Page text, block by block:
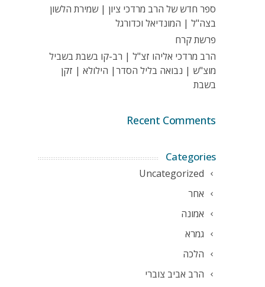
ספר חדש של הרב מרדכי ציון | שמירת הלשון
בצה"ל | המונדיאל וכדורגל
פרשת קרח
הרב מרדכי אליהו זצ"ל | רב-קו בשבת בשביל
מוצ"ש | נבואה בליל הסדר| הילולא | זקן
בשבת
Recent Comments
Categories
Uncategorized
אחר
אמונה
גמרא
הלכה
הרב אביב צוברי